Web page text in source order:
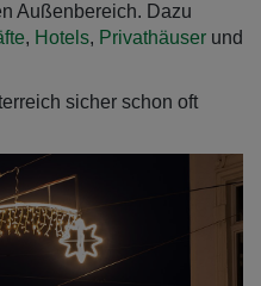
Außenbereich. Dazu
, Hotels, Privathäuser und
sicher schon oft